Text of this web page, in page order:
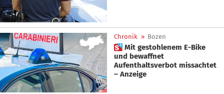
Chronik » Bozen
 Mit gestohlenem E-Bike
und bewaffnet
Aufenthaltsverbot missachtet
– Anzeige